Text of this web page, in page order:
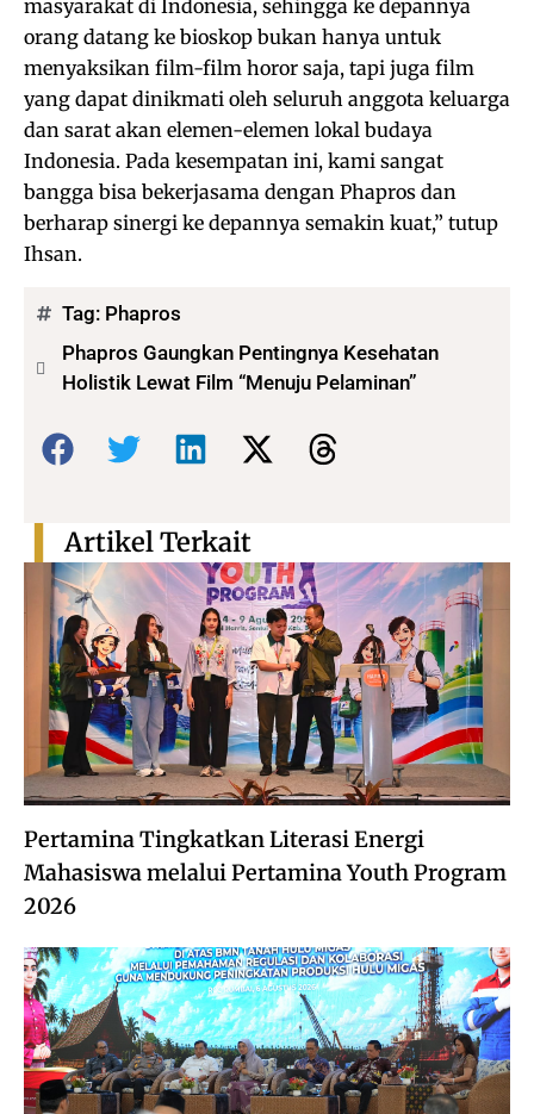
masyarakat di Indonesia, sehingga ke depannya
orang datang ke bioskop bukan hanya untuk
menyaksikan film-film horor saja, tapi juga film
yang dapat dinikmati oleh seluruh anggota keluarga
dan sarat akan elemen-elemen lokal budaya
Indonesia. Pada kesempatan ini, kami sangat
bangga bisa bekerjasama dengan Phapros dan
berharap sinergi ke depannya semakin kuat,” tutup
Ihsan.
Tag: Phapros
Phapros Gaungkan Pentingnya Kesehatan
Holistik Lewat Film “Menuju Pelaminan”
Bagikan:
Pertamina Tingkatkan Literasi Energi
Mahasiswa melalui Pertamina Youth Program
2026
Artikel Terkait